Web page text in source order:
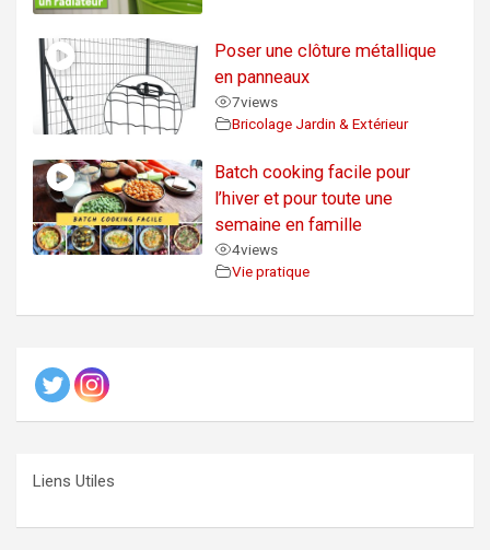
Poser une clôture métallique
en panneaux
7views
Bricolage Jardin & Extérieur
Batch cooking facile pour
l’hiver et pour toute une
semaine en famille
4views
Vie pratique
Liens Utiles